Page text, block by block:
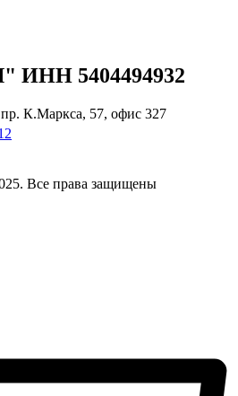
5404494932
К.Маркса, 57, офис 327
Все права защищены